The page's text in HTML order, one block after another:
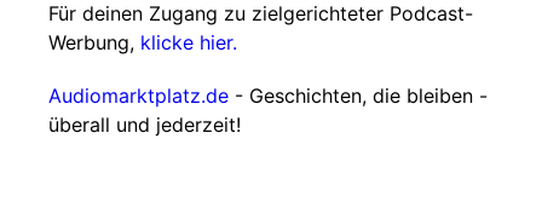
Für deinen Zugang zu zielgerichteter Podcast-
Werbung, klicke hier.
Audiomarktplatz.de - Geschichten, die bleiben -
überall und jederzeit!